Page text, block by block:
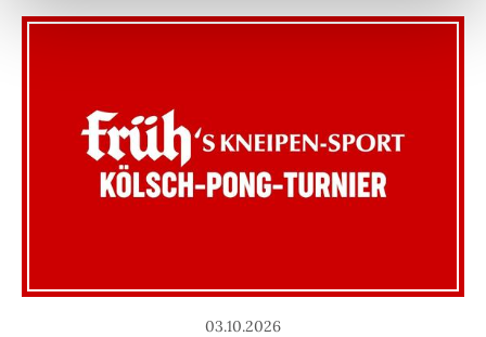
03.10.2026